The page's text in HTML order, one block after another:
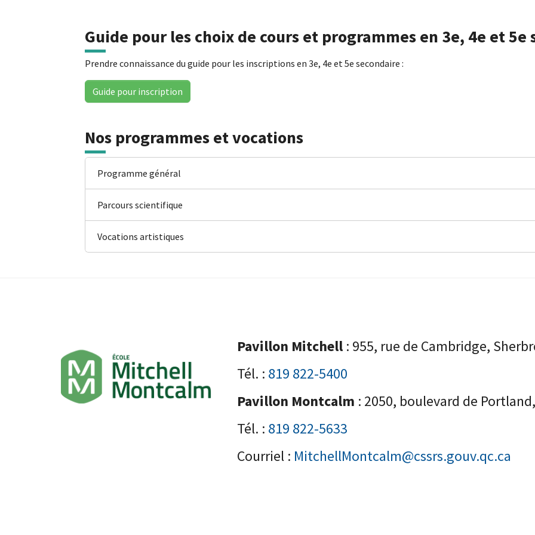
Guide pour les choix de cours et programmes en 3e, 4e et 5e
Prendre connaissance du guide pour les inscriptions en 3e, 4e et 5e secondaire :
Guide pour inscription
Nos programmes et vocations
Programme général
Parcours scientifique
Vocations artistiques
Pavillon Mitchell : 955, rue de Cambridge,
Tél. : 819 822-5400
Pavillon Montcalm : 2050, boulevard de
Tél. : 819 822-5633
Courriel : MitchellMontcalm@cssrs.gouv.qc.ca